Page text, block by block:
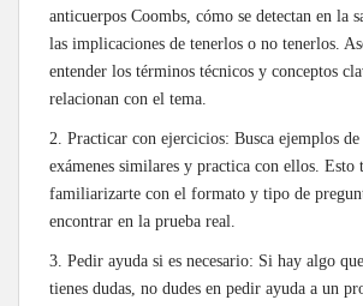
anticuerpos Coombs, cómo se detectan en la
las implicaciones de tenerlos o no tenerlos.
entender los términos técnicos y conceptos
relacionan con el tema.
2. Practicar con ejercicios: Busca ejemplos de
exámenes similares y practica con ellos. Esto
familiarizarte con el formato y tipo de
encontrar en la prueba real.
3. Pedir ayuda si es necesario: Si hay algo
tienes dudas, no dudes en pedir ayuda a un